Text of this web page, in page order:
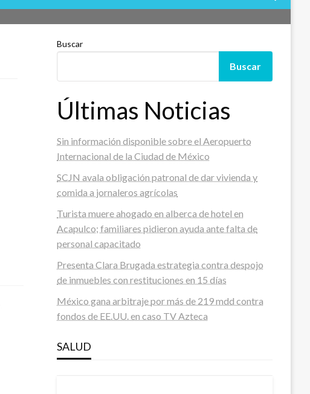
Buscar
Buscar
Últimas Noticias
Sin información disponible sobre el Aeropuerto
Internacional de la Ciudad de México
SCJN avala obligación patronal de dar vivienda y
comida a jornaleros agrícolas
Turista muere ahogado en alberca de hotel en
Acapulco; familiares pidieron ayuda ante falta de
personal capacitado
Presenta Clara Brugada estrategia contra despojo
de inmuebles con restituciones en 15 días
México gana arbitraje por más de 219 mdd contra
fondos de EE.UU. en caso TV Azteca
SALUD